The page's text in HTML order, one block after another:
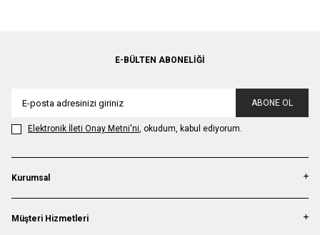
E-BÜLTEN ABONELIĞI
ABONE OL
Elektronik İleti Onay Metni'ni, okudum, kabul ediyorum.
Kurumsal
Müşteri Hizmetleri